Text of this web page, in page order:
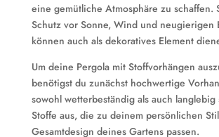
eine gemütliche Atmosphäre zu schaffen.
Schutz vor Sonne, Wind und neugierigen
können auch als dekoratives Element
Um deine Pergola mit Stoffvorhängen
benötigst du zunächst hochwertige
sowohl wetterbeständig als auch langlebig
Stoffe aus, die zu deinem persönlichen
Gesamtdesign deines Gartens passen.